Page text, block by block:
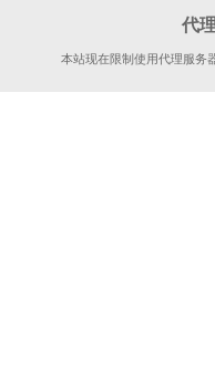
代
本站现在限制使用代理服务